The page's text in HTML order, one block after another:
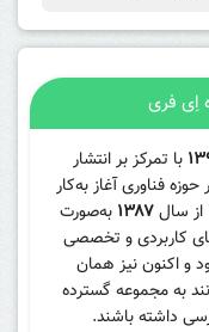
اِی فری
با تمرکز بر انتشار
فناوری آغاز به‌کار
از سال۱۳۸۷ به‌صورت
کاربردی و تخصصی
و اکنون نیز همان
به مجموعه گسترده
داشته باشند.